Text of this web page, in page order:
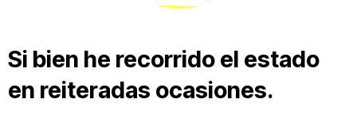
Si bien he recorrido el estado
en reiteradas ocasiones.